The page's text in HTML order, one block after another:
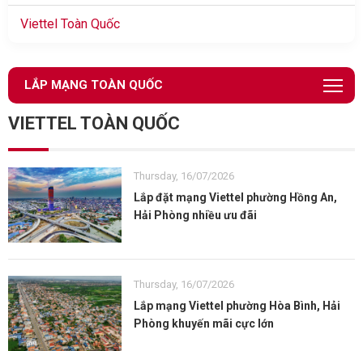
Viettel Toàn Quốc
LẮP MẠNG TOÀN QUỐC
VIETTEL TOÀN QUỐC
Thursday, 16/07/2026
Lắp đặt mạng Viettel phường Hồng An,
Hải Phòng nhiều ưu đãi
Thursday, 16/07/2026
Lắp mạng Viettel phường Hòa Bình, Hải
Phòng khuyến mãi cực lớn